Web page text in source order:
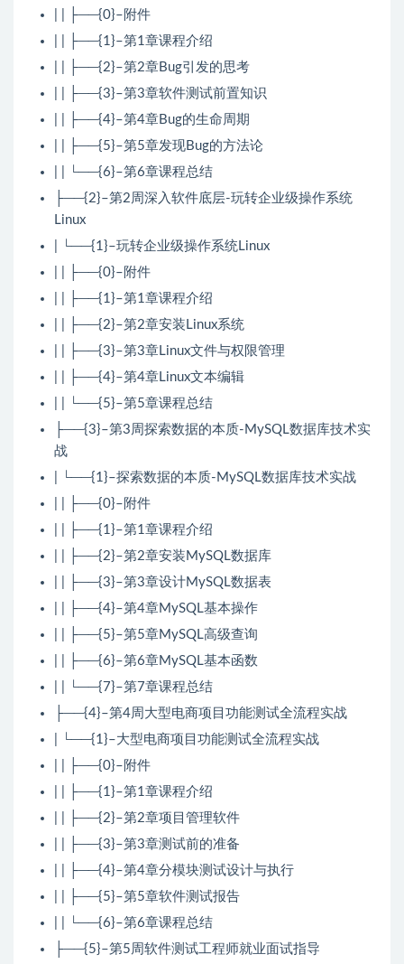
| | ├──{0}–附件
| | ├──{1}–第1章课程介绍
| | ├──{2}–第2章Bug引发的思考
| | ├──{3}–第3章软件测试前置知识
| | ├──{4}–第4章Bug的生命周期
| | ├──{5}–第5章发现Bug的方法论
| | └──{6}–第6章课程总结
├──{2}–第2周深入软件底层-玩转企业级操作系统
Linux
| └──{1}–玩转企业级操作系统Linux
| | ├──{0}–附件
| | ├──{1}–第1章课程介绍
| | ├──{2}–第2章安装Linux系统
| | ├──{3}–第3章Linux文件与权限管理
| | ├──{4}–第4章Linux文本编辑
| | └──{5}–第5章课程总结
├──{3}–第3周探索数据的本质-MySQL数据库技术实
战
| └──{1}–探索数据的本质-MySQL数据库技术实战
| | ├──{0}–附件
| | ├──{1}–第1章课程介绍
| | ├──{2}–第2章安装MySQL数据库
| | ├──{3}–第3章设计MySQL数据表
| | ├──{4}–第4章MySQL基本操作
| | ├──{5}–第5章MySQL高级查询
| | ├──{6}–第6章MySQL基本函数
| | └──{7}–第7章课程总结
├──{4}–第4周大型电商项目功能测试全流程实战
| └──{1}–大型电商项目功能测试全流程实战
| | ├──{0}–附件
| | ├──{1}–第1章课程介绍
| | ├──{2}–第2章项目管理软件
| | ├──{3}–第3章测试前的准备
| | ├──{4}–第4章分模块测试设计与执行
| | ├──{5}–第5章软件测试报告
| | └──{6}–第6章课程总结
├──{5}–第5周软件测试工程师就业面试指导